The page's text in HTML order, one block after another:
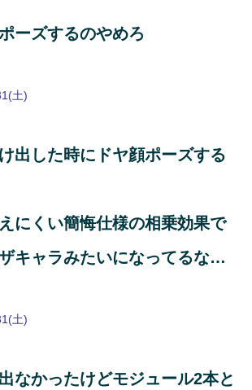
ーズするのやめろ
土)
出した時にドヤ顔ポーズする
にくい簡悔仕様の相乗効果で
キャラみたいになってるな…
土)
なかったけどモジュール2本と